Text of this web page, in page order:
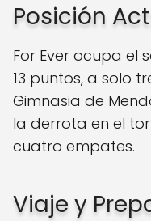
Posición
For Ever ocupa el
13 puntos, a solo
Gimnasia de
la derrota en el
cuatro empates.
Viaje y